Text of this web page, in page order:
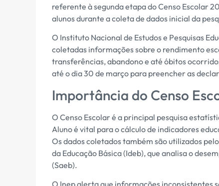
referente à segunda etapa do Censo Escolar
alunos durante a coleta de dados inicial da
O Instituto Nacional de Estudos e Pesquisas
coletadas informações sobre o rendimento
transferências, abandono e até óbitos
até o dia 30 de março para preencher as
Importância do Censo
O Censo Escolar é a principal pesquisa
Aluno é vital para o cálculo de indicadores
Os dados coletados também são utilizados
da Educação Básica (Ideb), que analisa o
(Saeb).